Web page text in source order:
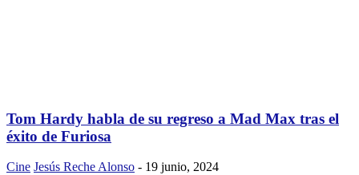
Tom Hardy habla de su regreso a Mad Max tras el
éxito de Furiosa
Cine Jesús Reche Alonso - 19 junio, 2024